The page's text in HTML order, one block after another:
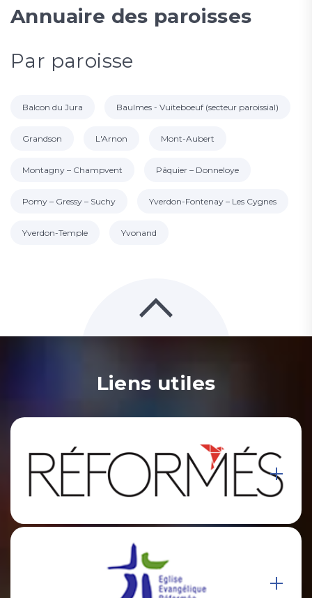
Annuaire des paroisses
Par paroisse
Balcon du Jura Baulmes - Vuiteboeuf (secteur paroissial)
Grandson L'Arnon Mont-Aubert
Montagny – Champvent Pâquier – Donneloye
Pomy – Gressy – Suchy Yverdon-Fontenay – Les Cygnes
Yverdon-Temple Yvonand
Liens utiles